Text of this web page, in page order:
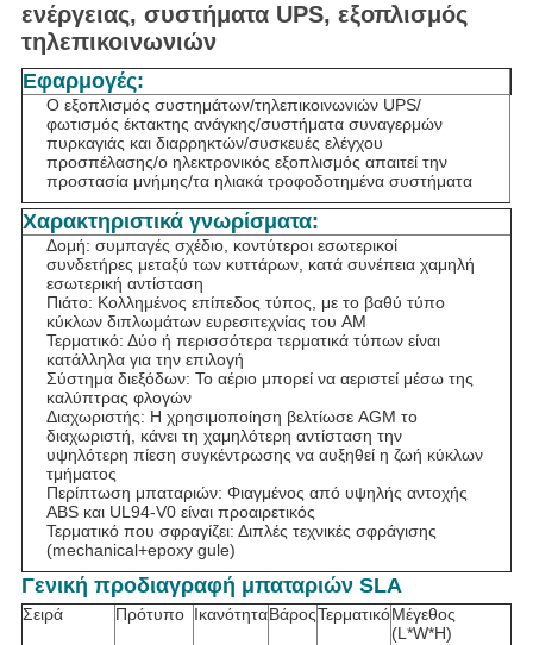
ενέργειας, συστήματα UPS, εξοπλισμός
τηλεπικοινωνιών
Εφαρμογές:
Ο εξοπλισμός συστημάτων/τηλεπικοινωνιών UPS/
φωτισμός έκτακτης ανάγκης/συστήματα συναγερμών
πυρκαγιάς και διαρρηκτών/συσκευές ελέγχου
προσπέλασης/ο ηλεκτρονικός εξοπλισμός απαιτεί την
προστασία μνήμης/τα ηλιακά τροφοδοτημένα συστήματα
Χαρακτηριστικά γνωρίσματα:
Δομή: συμπαγές σχέδιο, κοντύτεροι εσωτερικοί
συνδετήρες μεταξύ των κυττάρων, κατά συνέπεια χαμηλή
εσωτερική αντίσταση
Πιάτο: Κολλημένος επίπεδος τύπος, με το βαθύ τύπο
κύκλων διπλωμάτων ευρεσιτεχνίας του AM
Τερματικό: Δύο ή περισσότερα τερματικά τύπων είναι
κατάλληλα για την επιλογή
Σύστημα διεξόδων: Το αέριο μπορεί να αεριστεί μέσω της
καλύπτρας φλογών
Διαχωριστής: Η χρησιμοποίηση βελτίωσε AGM το
διαχωριστή, κάνει τη χαμηλότερη αντίσταση την
υψηλότερη πίεση συγκέντρωσης να αυξηθεί η ζωή κύκλων
τμήματος
Περίπτωση μπαταριών: Φιαγμένος από υψηλής αντοχής
ABS και UL94-V0 είναι προαιρετικός
Τερματικό που σφραγίζει: Διπλές τεχνικές σφράγισης
(mechanical+epoxy gule)
Γενική προδιαγραφή μπαταριών SLA
Σειρά Πρότυπο ΙκανότηταΒάροςΤερματικόΜέγεθος
(L*W*H)